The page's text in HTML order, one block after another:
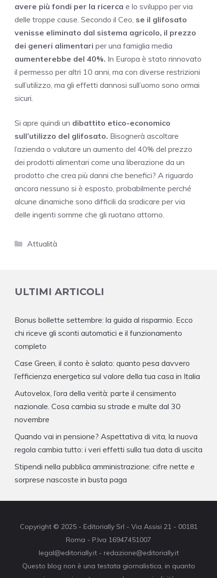
avere più fondi per la ricerca e lo sviluppo per via
delle troppe cause. Secondo il Ceo, se il glifosato
venisse eliminato dal sistema agricolo, il prezzo
dei generi alimentari per una famiglia media
aumenterebbe del 40%. In Europa è stato rinnovato
il permesso per altri 10 anni, ma con diverse restrizioni
sull’utilizzo, ma gli effetti dannosi sull’uomo sono ormai
sicuri.
Si apre quindi un dibattito etico-economico
sull’utilizzo del glifosato. Bisognerà ascoltare
l’azienda o valutare un aumento del 40% del prezzo
dei prodotti alimentari come una liberazione da un
prodotto che crea più danni che benefici? A riguardo
ancora nessuno si è esposto, probabilmente perché
alcune dinamiche sono difficili da sradicare per via
delle ingenti somme che gli ruotano attorno.
Categorie
Attualità
ULTIMI ARTICOLI
Bonus bollette settembre: la guida al risparmio. Ecco
chi riceve gli sconti automatici e il funzionamento
completo
Case Green, il conto è salato: quanto pesa davvero
l’efficienza energetica sul valore della tua casa in Italia
Autovelox, l’ora della verità: parte il censimento
nazionale. Cosa cambia su strade e multe dal 30
novembre
Quando vai in pensione? Aspettativa di vita, la nuova
regola cambia tutto: i veri effetti sulla tua data di uscita
Stipendi nella pubblica amministrazione: cifre nette e
sorprese nascoste in busta paga
Copyright © 2025 - Editorially Srl - Via Assisi 21 - 00181
Roma - P.Iva 16947451007
legal@editorially.it - redazione@editorially.it
Questo blog non è una testata giornalistica, in quanto